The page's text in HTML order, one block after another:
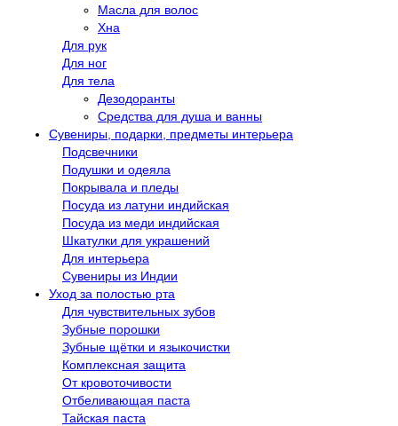
Масла для волос
Хна
Для рук
Для ног
Для тела
Дезодоранты
Средства для душа и ванны
Сувениры, подарки, предметы интерьера
Подсвечники
Подушки и одеяла
Покрывала и пледы
Посуда из латуни индийская
Посуда из меди индийская
Шкатулки для украшений
Для интерьера
Сувениры из Индии
Уход за полостью рта
Для чувствительных зубов
Зубные порошки
Зубные щётки и языкочистки
Комплексная защита
От кровоточивости
Отбеливающая паста
Тайская паста